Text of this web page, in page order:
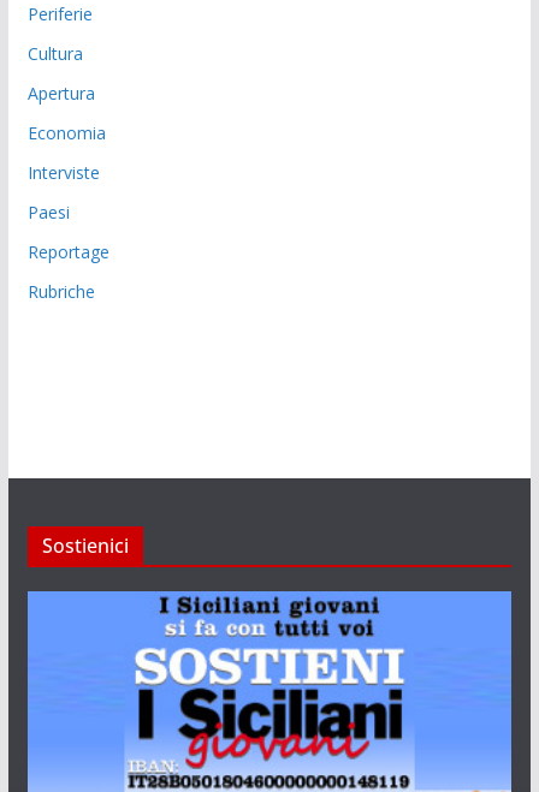
Periferie
Cultura
Apertura
Economia
Interviste
Paesi
Reportage
Rubriche
Sostienici